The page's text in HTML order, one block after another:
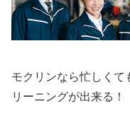
モクリンなら忙しくて
リーニングが出来る！